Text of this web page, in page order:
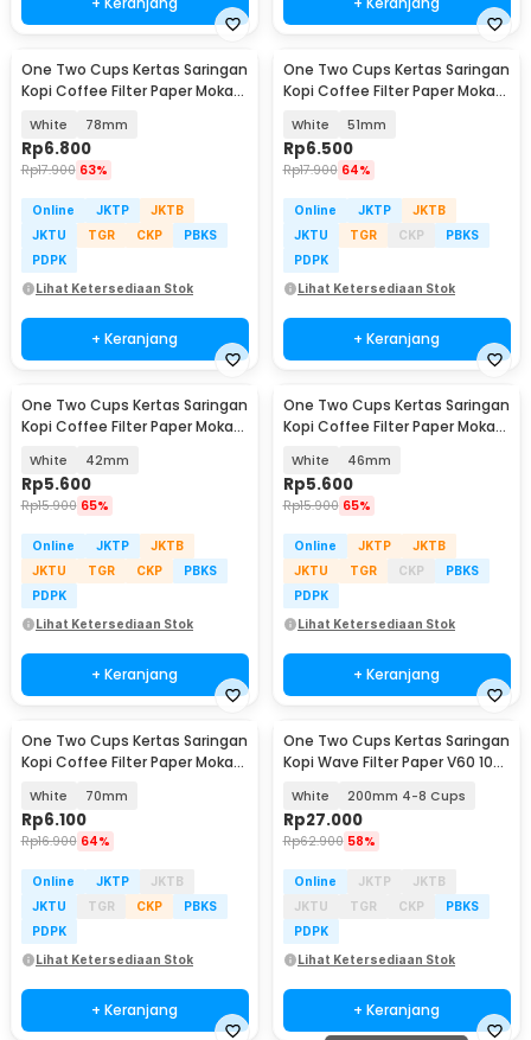
One Two Cups Kertas Saringan
Kopi Coffee Filter Paper Moka
White 78mm
Rp6.800
Rp17.900 63%
Online JKTP
JKTB
JKTU
TGR CKP
PBKS
PDPK
Lihat Ketersediaan Stok
+ Keranjang
One Two Cups Kertas Saringan
Kopi Coffee Filter Paper Moka
White 51mm
Rp6.500
Rp17.900 64%
Online JKTP
JKTB
JKTU
TGR CKP
PBKS
PDPK
Lihat Ketersediaan Stok
+ Keranjang
One Two Cups Kertas Saringan
Kopi Coffee Filter Paper Moka
White 42mm
Rp5.600
Rp15.900 65%
Online JKTP
JKTB
JKTU
TGR CKP
PBKS
PDPK
Lihat Ketersediaan Stok
+ Keranjang
One Two Cups Kertas Saringan
Kopi Coffee Filter Paper Moka
White 46mm
Rp5.600
Rp15.900 65%
Online JKTP
JKTB
JKTU
TGR CKP
PBKS
PDPK
Lihat Ketersediaan Stok
+ Keranjang
One Two Cups Kertas Saringan
Kopi Coffee Filter Paper Moka
White 70mm
Rp6.100
Rp16.900 64%
Online JKTP
JKTB
JKTU
TGR CKP
PBKS
PDPK
Lihat Ketersediaan Stok
+ Keranjang
One Two Cups Kertas Saringan
Kopi Wave Filter Paper V60 100
White 200mm 4-8 Cups
Rp27.000
Rp62.900 58%
Online JKTP
JKTB
JKTU
TGR CKP
PBKS
PDPK
Lihat Ketersediaan Stok
+ Keranjang